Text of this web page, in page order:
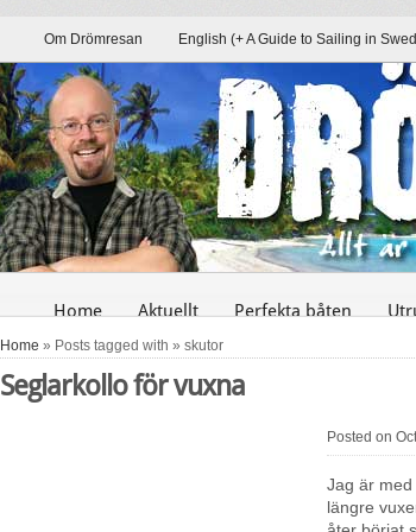
Om Drömresan English (+ A Guide to Sailing in
Home Aktuellt Perfekta båten
Home » Posts tagged with » skutor
Seglarkollo för vuxna
Posted on
Jag är
längre